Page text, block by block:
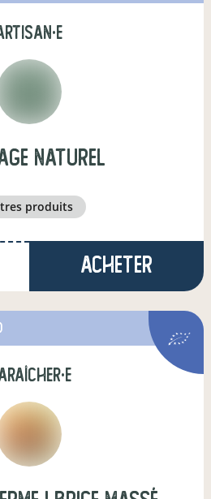
naturel
produits
Acheter